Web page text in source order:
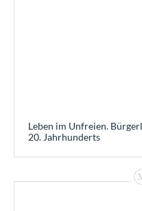
Leben im Unfreien.
20. Jahrhunderts